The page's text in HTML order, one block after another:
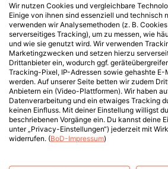
Wir nutzen Cookies und vergleichbare
Einige von ihnen sind essenziell und technisch
verwenden wir Analysemethoden (z. B.
serverseitiges Tracking), um zu messen, wie
und wie sie genutzt wird. Wir verwenden
Marketingzwecken und setzen hierzu
Drittanbieter ein, wodurch ggf.
Tracking-Pixel, IP-Adressen sowie gehashte
werden. Auf unserer Seite betten wir zudem
Anbietern ein (Video-Plattformen). Wir haben
Datenverarbeitung und ein etwaiges Tracking
keinen Einfluss. Mit deiner Einstellung willigst
beschriebenen Vorgänge ein. Du kannst deine
unter „Privacy-Einstellungen“) jederzeit mit
widerrufen. (BoD-Impressum)